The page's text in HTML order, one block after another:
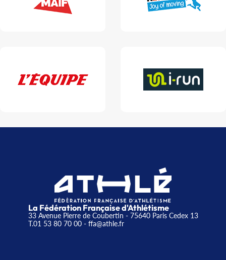
La Fédération Française d'Athlétisme
33 Avenue Pierre de Coubertin - 75640 Paris Cedex 13
T.01 53 80 70 00- ffa@athle.fr